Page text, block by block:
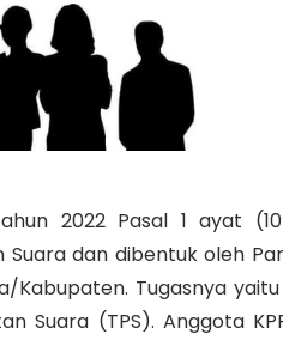
2022 Pasal 1 ayat
dan dibentuk oleh
Kabupaten. Tugasnya
Suara (TPS). Anggota